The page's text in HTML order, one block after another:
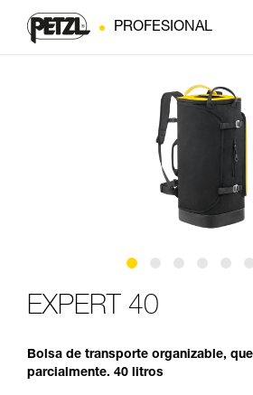
PROFESIONAL
EXPERT 40
Bolsa de transporte organizable,
parcialmente. 40 litros